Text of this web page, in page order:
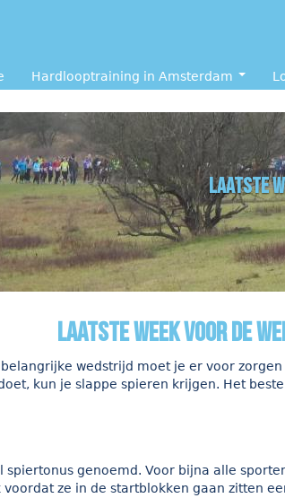
Hardlooptraining in Amsterdam
laatste
Laatste week voor de
wedstrijd moet je er voor
kun je slappe spieren krijgen. Het
spiertonus genoemd. Voor bijna alle
ze in de startblokken gaan zitten